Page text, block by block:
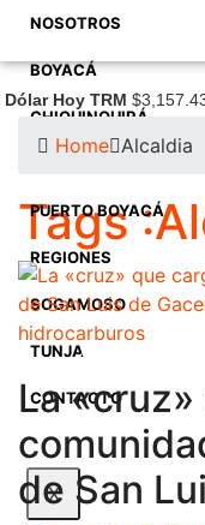
NOSOTROS
BOYACÁ
CHIQUINQUIRÁ
PUERTO BOYACÁ
REGIONES
SOGAMOSO
TUNJA
CONTACTO
X
Dólar Hoy TRM
Home Alcaldia
Tags
Boyacá
La
de San